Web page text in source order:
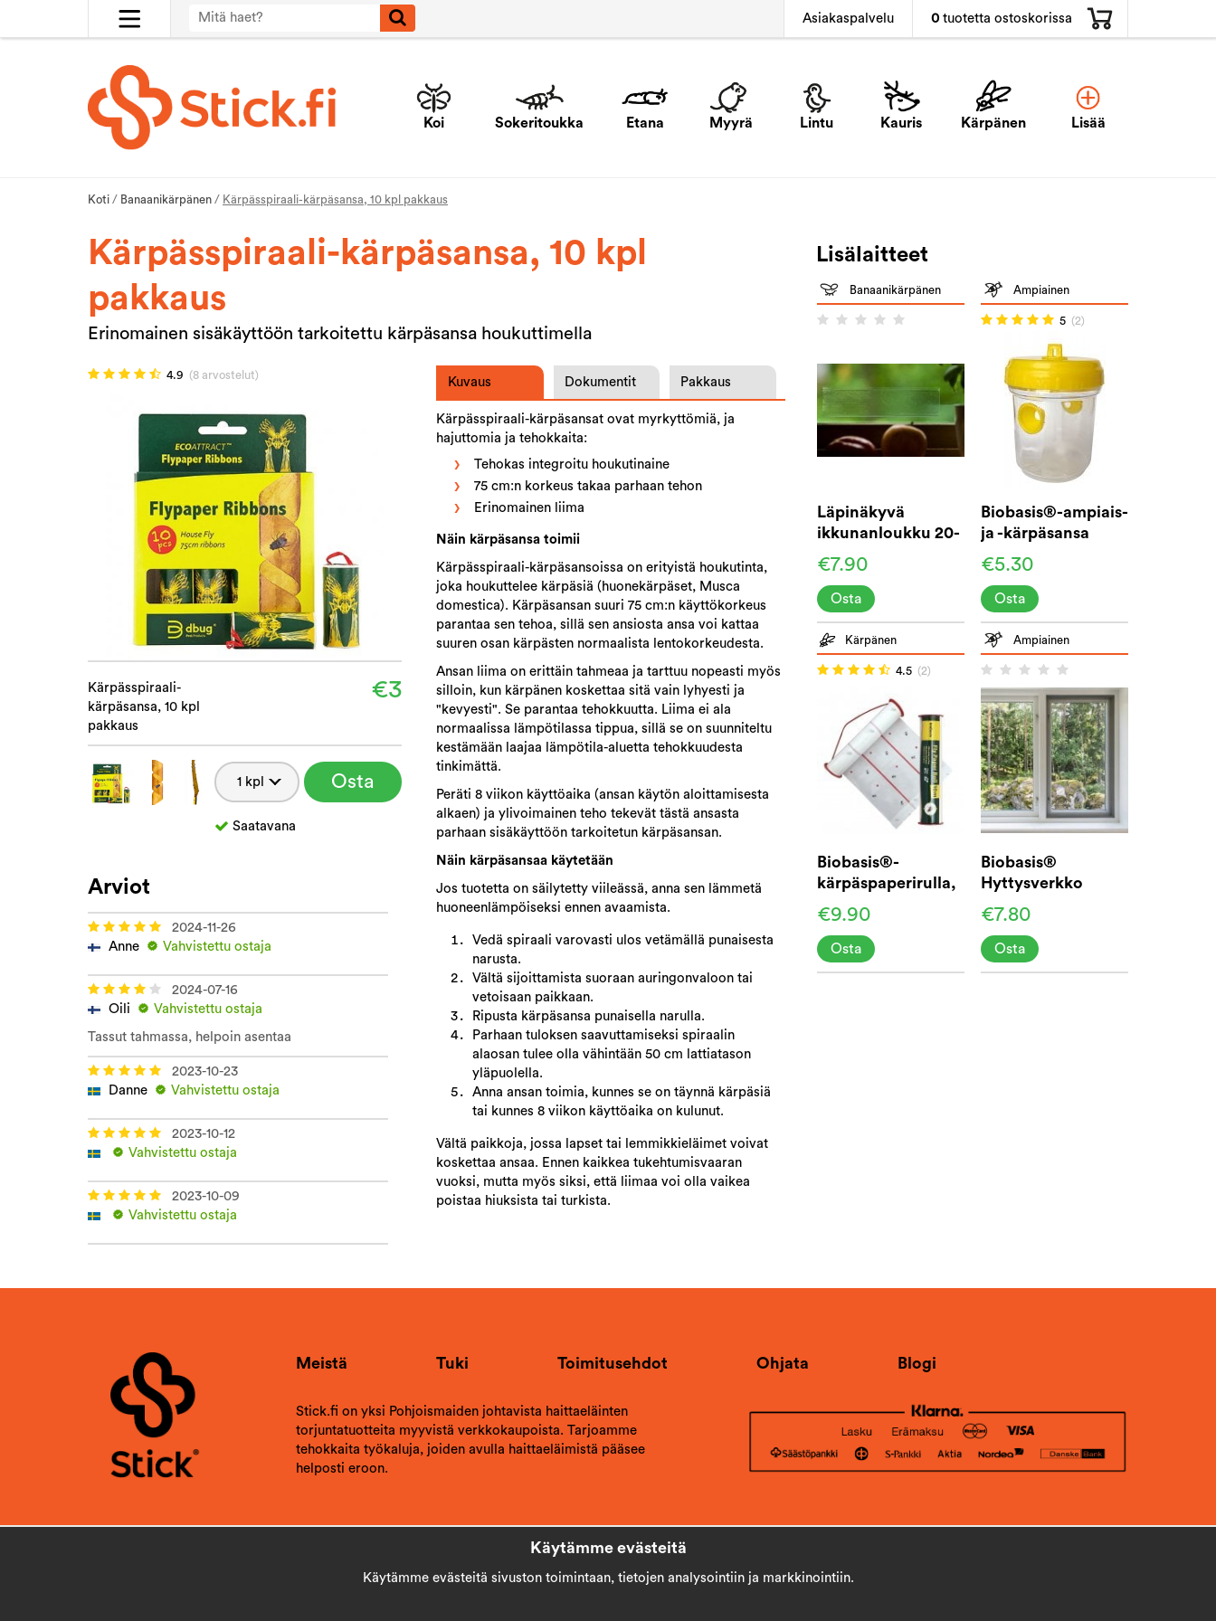
Asiakaspalvelu 0 tuotetta ostoskorissa
Koi Sokeritoukka Etana Myyrä Lintu Kauris Kärpänen Lisää
Koti / Banaanikärpänen / Kärpässpiraali-kärpäsansa, 10 kpl pakkaus
Kärpässpiraali-kärpäsansa, 10 kpl
pakkaus
Erinomainen sisäkäyttöön tarkoitettu kärpäsansa houkuttimella
4.9 (8 arvostelut)
Kärpässpiraali-
kärpäsansa, 10 kpl
pakkaus
€3
Osta
Saatavana
Kuvaus Dokumentit Pakkaus
Kärpässpiraali-kärpäsansat ovat myrkyttömiä, ja
hajuttomia ja tehokkaita:
Tehokas integroitu houkutinaine
75 cm:n korkeus takaa parhaan tehon
Erinomainen liima
Näin kärpäsansa toimii
Kärpässpiraali-kärpäsansoissa on erityistä houkutinta,
joka houkuttelee kärpäsiä (huonekärpäset, Musca
domestica). Kärpäsansan suuri 75 cm:n käyttökorkeus
parantaa sen tehoa, sillä sen ansiosta ansa voi kattaa
suuren osan kärpästen normaalista lentokorkeudesta.
Ansan liima on erittäin tahmeaa ja tarttuu nopeasti myös
silloin, kun kärpänen koskettaa sitä vain lyhyesti ja
"kevyesti". Se parantaa tehokkuutta. Liima ei ala
normaalissa lämpötilassa tippua, sillä se on suunniteltu
kestämään laajaa lämpötila-aluetta tehokkuudesta
tinkimättä.
Peräti 8 viikon käyttöaika (ansan käytön aloittamisesta
alkaen) ja ylivoimainen teho tekevät tästä ansasta
parhaan sisäkäyttöön tarkoitetun kärpäsansan.
Näin kärpäsansaa käytetään
Jos tuotetta on säilytetty viileässä, anna sen lämmetä
huoneenlämpöiseksi ennen avaamista.
Vedä spiraali varovasti ulos vetämällä punaisesta
narusta.
Vältä sijoittamista suoraan auringonvaloon tai
vetoisaan paikkaan.
Ripusta kärpäsansa punaisella narulla.
Parhaan tuloksen saavuttamiseksi spiraalin
alaosan tulee olla vähintään 50 cm lattiatason
yläpuolella.
Anna ansan toimia, kunnes se on täynnä kärpäsiä
tai kunnes 8 viikon käyttöaika on kulunut.
Vältä paikkoja, jossa lapset tai lemmikkieläimet voivat
koskettaa ansaa. Ennen kaikkea tukehtumisvaaran
vuoksi, mutta myös siksi, että liimaa voi olla vaikea
poistaa hiuksista tai turkista.
Arviot
2024-11-26
Anne
Vahvistettu ostaja
2024-07-16
Oili
Vahvistettu ostaja
Tassut tahmassa, helpoin asentaa
2023-10-23
Danne
Vahvistettu ostaja
2023-10-12
Vahvistettu ostaja
2023-10-09
Vahvistettu ostaja
2023-09-30
Christian Lennart Åke
Vahvistettu ostaja
Todella tehokas.
Lisälaitteet
Banaanikärpänen
Läpinäkyvä
ikkunanloukku 20-
pakkaus
€7.90
Osta
Ampiainen
5 (2)
Biobasis®-ampiais-
ja -kärpäsansa
€5.30
Osta
Kärpänen
4.5 (2)
Biobasis®-
kärpäspaperirulla,
10 m
€9.90
Osta
Ampiainen
Biobasis®
Hyttysverkko
ikkunaan 130x150
€7.80
Osta
Meistä Tuki Toimitusehdot Ohjata Blogi
Stick.fi on yksi Pohjoismaiden johtavista haittaeläinten
torjuntatuotteita myyvistä verkkokaupoista. Tarjoamme
tehokkaita työkaluja, joiden avulla haittaeläimistä pääsee
helposti eroon.
Käytämme evästeitä
Käytämme evästeitä sivuston toimintaan, tietojen analysointiin ja markkinointiin.